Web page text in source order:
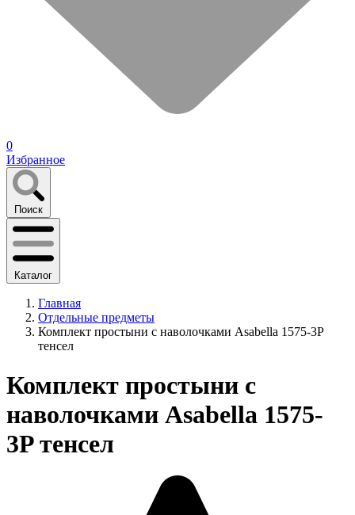
0
Избранное
Поиск
Каталог
Главная
Отдельные предметы
Комплект простыни с наволочками Asabella 1575-3P
тенсел
Комплект простыни с
наволочками Asabella 1575-
3P тенсел